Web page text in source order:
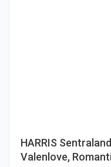
HARRIS
Valenlove,